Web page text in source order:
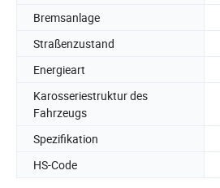
Bremsanlage
Straßenzustand
Energieart
Karosseriestruktur des
Fahrzeugs
Spezifikation
HS-Code